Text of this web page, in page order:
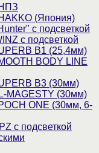
(Япония)
с подсветкой
с подсветкой
B1 (25,4мм)
BODY LINE
B3 (30мм)
MAGESTY (30мм)
ONE (30мм, 6-
с подсветкой